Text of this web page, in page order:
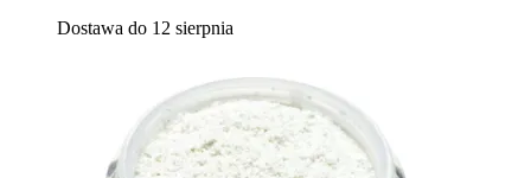
Dostawa do 12 sierpnia